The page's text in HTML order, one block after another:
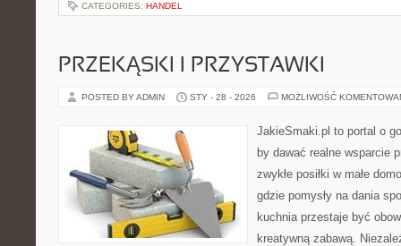
CATEGORIES: HANDEL
PRZEKĄSKI I PRZYSTAWKI
POSTED BY ADMIN STY - 28 - 2026 MOŻLIWOŚĆ
JakieSmaki.pl to portal o
by dawać realne wsparcie
zwykłe posiłki w małe
gdzie pomysły na dania
kuchnia przestaje być
kreatywną zabawą.